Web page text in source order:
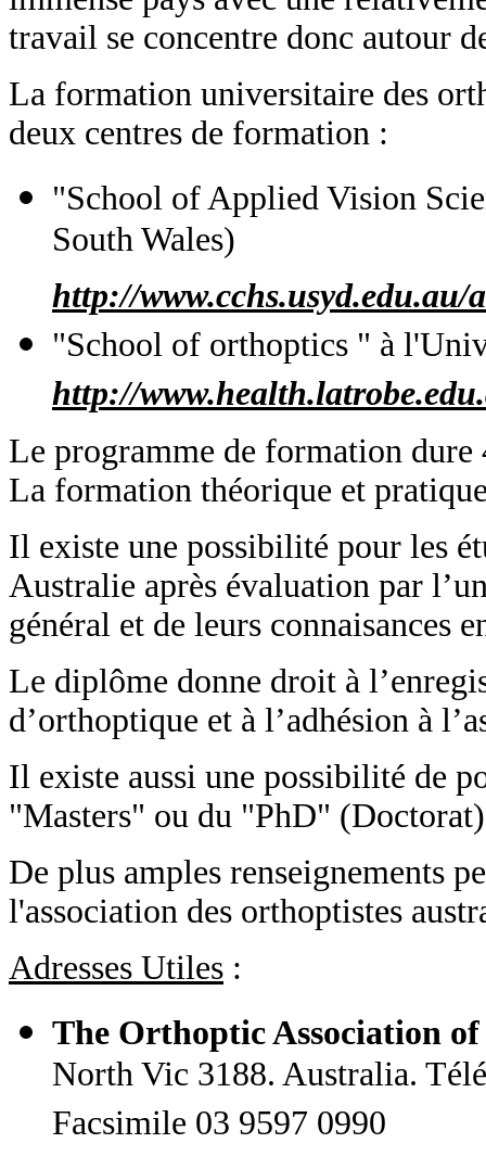
travail se concentre donc autour
La formation universitaire des
deux centres de formation :
"School of Applied Vision
South Wales)
http://www.cchs.usyd.edu.au/
"School of orthoptics " à
http://
Le programme de formation dure
La formation théorique et
Il existe une possibilité pour les
Australie après évaluation par
général et de leurs connaisances
Le diplôme donne droit à
d’orthoptique et à l’adhésion à
Il existe aussi une possibilité de
"Masters" ou du "PhD"
De plus amples renseignements
l'association des orthoptistes
Adresses Utiles :
The Orthoptic Association
North Vic 3188. Australia.
Facsimile 03 9597 0990